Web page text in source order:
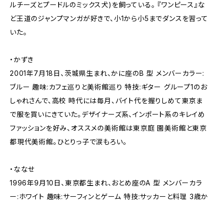
ルチーズとプードルのミックス犬)を飼っている。 『ワンピース』な
ど王道のジャンプマンガが好きで、小1から小5までダンスを習って
いた。
・かずき
2001年7月18日、茨城県生まれ、かに座のB 型 メンバーカラー:
ブルー 趣味:カフェ巡りと美術館巡り 特技:ギター グループ1のお
しゃれさんで、高校 時代には毎月、バイト代を握りしめて東京ま
で服を買いにきていた。デザイナーズ系、インポート系のキレイめ
ファッションを好み、オススメの美術館は東京庭 園美術館と東京
都現代美術館。ひとりっ子で涙もろい。
・ななせ
1996年9月10日、東京都生まれ、おとめ座のA 型 メンバーカラ
ー:ホワイト 趣味:サーフィンとゲーム 特技:サッカーと料理 3歳か